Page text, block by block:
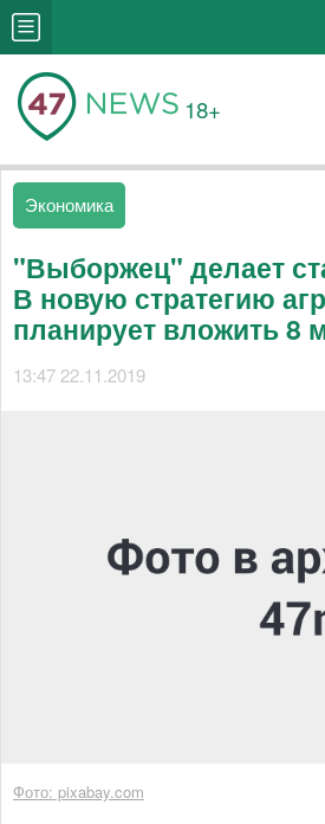
18+
Экономика
"Выборжец" делает
В новую стратегию
планирует вложить 8
13:47 22.11.2019
Фото: pixabay.com